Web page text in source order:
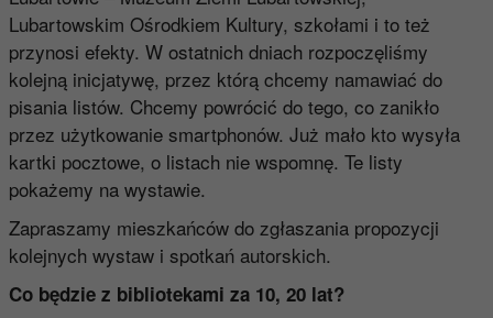
Lubartowskim Ośrodkiem Kultury, szkołami i to też
przynosi efekty. W ostatnich dniach rozpoczęliśmy
kolejną inicjatywę, przez którą chcemy namawiać do
pisania listów. Chcemy powrócić do tego, co zanikło
przez użytkowanie smartphonów. Już mało kto wysyła
kartki pocztowe, o listach nie wspomnę. Te listy
pokażemy na wystawie.
Zapraszamy mieszkańców do zgłaszania propozycji
kolejnych wystaw i spotkań autorskich.
Co będzie z bibliotekami za 10, 20 lat?